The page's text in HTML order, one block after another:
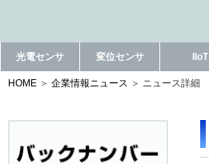
光電センサ 変位センサ IIoT
HOME 企業情報ニュース ニュース詳細